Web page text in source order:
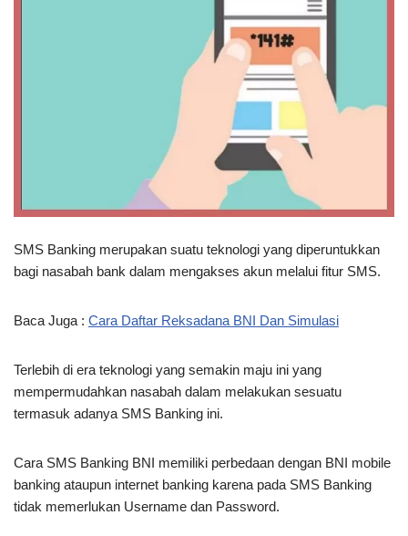
SMS Banking merupakan suatu teknologi yang diperuntukkan
bagi nasabah bank dalam mengakses akun melalui fitur SMS.
Baca Juga : Cara Daftar Reksadana BNI Dan Simulasi
Terlebih di era teknologi yang semakin maju ini yang
mempermudahkan nasabah dalam melakukan sesuatu
termasuk adanya SMS Banking ini.
Cara SMS Banking BNI memiliki perbedaan dengan BNI mobile
banking ataupun internet banking karena pada SMS Banking
tidak memerlukan Username dan Password.